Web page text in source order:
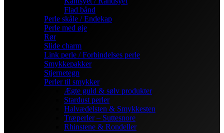
Flad bånd
Perle skåle / Endekap
Perle med øje
Rør
Slide charm
Link perle / Forbindelses perle
Smykkepakker
Stjernetegn
Perler til smykker
Ægte guld & sølv produkter
Stardust perler
Halvædelsten & Smykkesten
Træperler – Suttesnore
Rhinstene & Rondeller